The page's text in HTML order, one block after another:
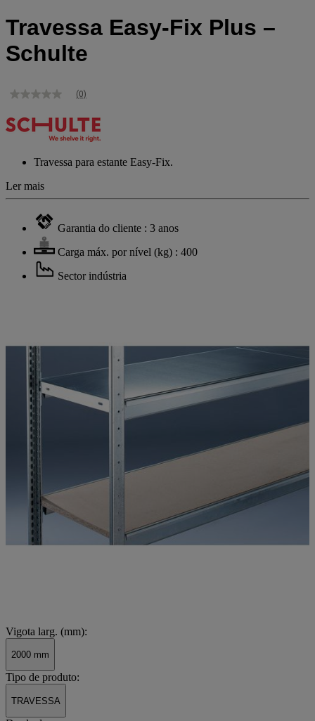
Travessa Easy-Fix Plus –
Schulte
Sem
de
classificação
página.
(0)
Travessa para estante Easy-Fix.
Ler mais
Garantia do cliente : 3 anos
Carga máx. por nível (kg) : 400
Sector indústria
Vigota larg. (mm):
2000 mm
Tipo de produto:
TRAVESSA